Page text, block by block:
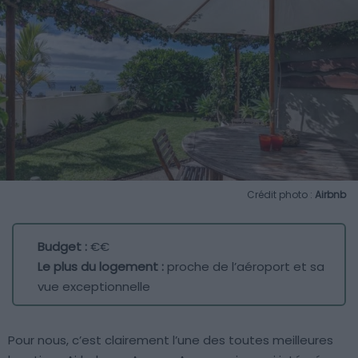
Crédit photo : Airbnb
Budget :€€
Le plus du logement : proche de l’aéroport et sa
vue exceptionnelle
Pour nous, c’est clairement l’une des toutes meilleures